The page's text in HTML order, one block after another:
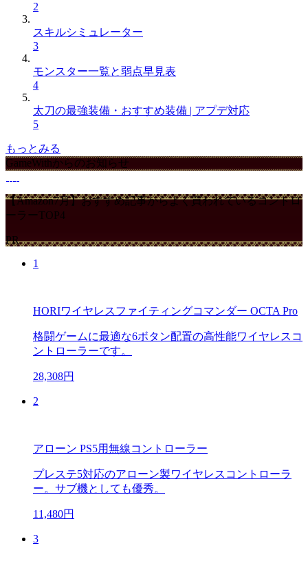
2
スキルシミュレーター
3
モンスター一覧と弱点早見表
4
太刀の最強装備・おすすめ装備 | アプデ対応
5
もっとみる
GameWithからのお知らせ
【Amazon7月】おすすめ記事からよく買われているコントロ
ーラーTOP4
PR
1
HORIワイヤレスファイティングコマンダー OCTA Pro
格闘ゲームに最適な6ボタン配置の高性能ワイヤレスコ
ントローラーです。
28,308円
2
アローン PS5用無線コントローラー
プレステ5対応のアローン製ワイヤレスコントローラ
ー。サブ機としても優秀。
11,480円
3